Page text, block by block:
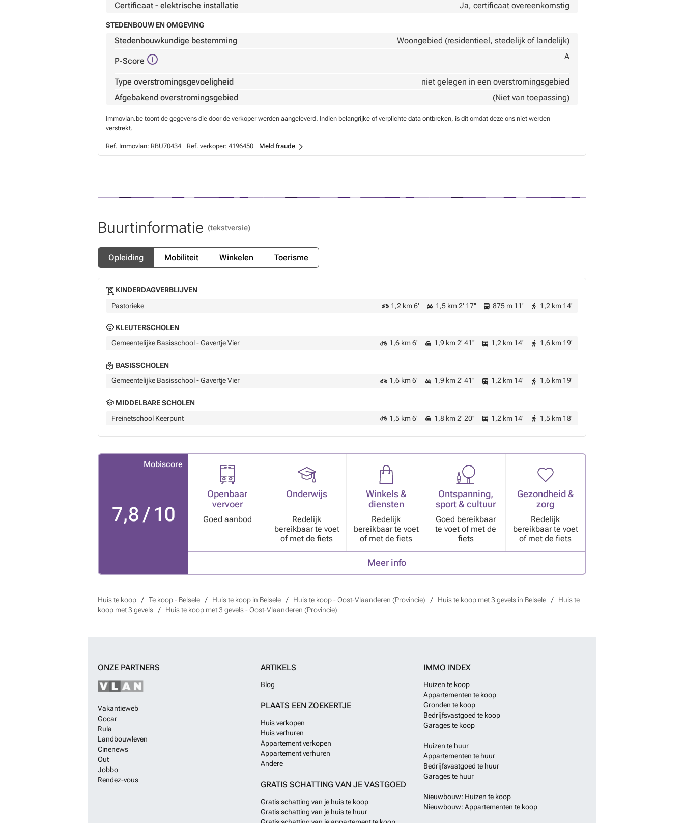
Certificaat - elektrische installatie Ja, certificaat overeenkomstig
STEDENBOUW EN OMGEVING
Stedenbouwkundige bestemming Woongebied (residentieel, stedelijk of landelijk)
P-Score A
Type overstromingsgevoeligheid
niet gelegen in een overstromingsgebied
Afgebakend overstromingsgebied
(Niet van toepassing)
Immovlan.be toont de gegevens die door de verkoper werden aangeleverd. Indien belangrijke of verplichte data ontbreken, is dit omdat deze ons niet werden
verstrekt.
Ref. Immovlan: RBU70434 Ref. verkoper: 4196450 Meld fraude
Buurtinformatie (tekstversie)
Opleiding Mobiliteit Winkelen Toerisme
KINDERDAGVERBLIJVEN
Pastorieke
1,2 km 6' 1,5 km 2' 17'' 875 m 11' 1,2 km 14'
KLEUTERSCHOLEN
Gemeentelijke Basisschool - Gavertje Vier
1,6 km 6' 1,9 km 2' 41'' 1,2 km 14' 1,6 km 19'
BASISSCHOLEN
Gemeentelijke Basisschool - Gavertje Vier
1,6 km 6' 1,9 km 2' 41'' 1,2 km 14' 1,6 km 19'
MIDDELBARE SCHOLEN
Freinetschool Keerpunt
1,5 km 6' 1,8 km 2' 20'' 1,2 km 14' 1,5 km 18'
Mobiscore
7,8 / 10
Openbaar
vervoer
Goed aanbod
Onderwijs
Redelijk
bereikbaar te voet
of met de fiets
Winkels &
diensten
Redelijk
bereikbaar te voet
of met de fiets
Ontspanning,
sport & cultuur
Goed bereikbaar
te voet of met de
fiets
Gezondheid &
zorg
Redelijk
bereikbaar te voet
of met de fiets
Meer info
Huis te koop Te koop - Belsele Huis te koop in Belsele Huis te koop - Oost-Vlaanderen (Provincie) Huis te koop met 3 gevels in Belsele
Huis te
koop met 3 gevels
Huis te koop met 3 gevels - Oost-Vlaanderen (Provincie)
ONZE PARTNERS
Vakantieweb
Gocar
Rula
Landbouwleven
Cinenews
Out
Jobbo
Rendez-vous
ARTIKELS
Blog
PLAATS EEN ZOEKERTJE
Huis verkopen
Huis verhuren
Appartement verkopen
Appartement verhuren
Andere
GRATIS SCHATTING VAN JE VASTGOED
Gratis schatting van je huis te koop
Gratis schatting van je huis te huur
IMMO INDEX
Huizen te koop
Appartementen te koop
Gronden te koop
Bedrijfsvastgoed te koop
Garages te koop
Huizen te huur
Appartementen te huur
Bedrijfsvastgoed te huur
Garages te huur
Nieuwbouw: Huizen te koop
Nieuwbouw: Appartementen te koop